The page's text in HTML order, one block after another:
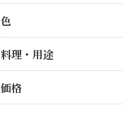
色
料理・用途
価格